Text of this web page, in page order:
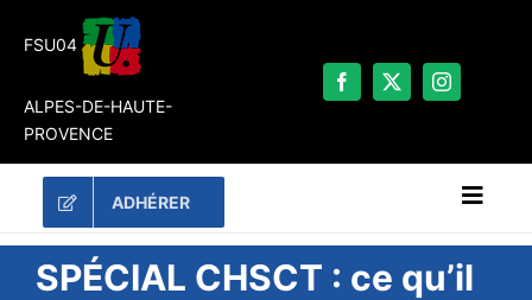
FSU04
ALPES-DE-HAUTE-
PROVENCE
ADHÉRER
RECHERCHER:
SPÉCIAL CHSCT : ce qu’il